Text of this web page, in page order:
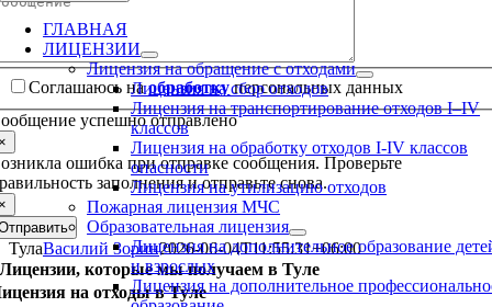
ГЛАВНАЯ
ЛИЦЕНЗИИ
Лицензия на обращение с отходами
Лицензия на сбор отходов
Лицензия на транспортирование отходов I–IV
классов
Лицензия на обработку отходов I-IV классов
опасности
Лицензия на утилизацию отходов
Пожарная лицензия МЧС
Образовательная лицензия
Лицензия на дополнительное образование
и взрослых
Лицензия на дополнительное
Соглашаюсь наобработкуперсональных данных
успешно отправлено
ошибка при отправке сообщения. Проверьте
заполнения и отправьте снова.
ТулаВасилий Зорин2026-06-04T11:55:31+06:00
Лицензии, которые мы получаем в Туле
на отходы в Туле